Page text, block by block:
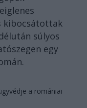
kibocsátottak
súlyos
egy